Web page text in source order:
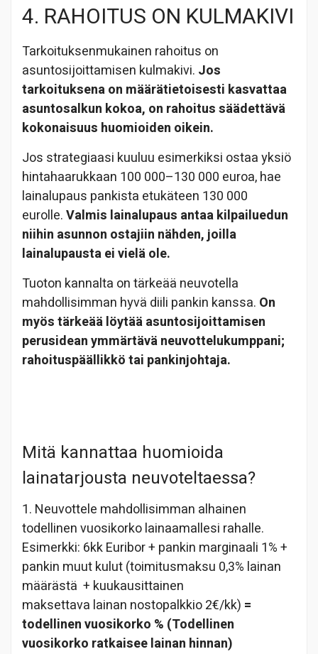
4. RAHOITUS ON KULMAKIVI
Tarkoituksenmukainen rahoitus on
asuntosijoittamisen kulmakivi. Jos
tarkoituksena on määrätietoisesti kasvattaa
asuntosalkun kokoa, on rahoitus säädettävä
kokonaisuus huomioiden oikein.
Jos strategiaasi kuuluu esimerkiksi ostaa yksiö
hintahaarukkaan 100 000–130 000 euroa, hae
lainalupaus pankista etukäteen 130 000
eurolle.Valmis lainalupaus antaa kilpailuedun
niihin asunnon ostajiin nähden, joilla
lainalupausta ei vielä ole.
Tuoton kannalta on tärkeää neuvotella
mahdollisimman hyvä diili pankin kanssa. On
myös tärkeää löytää asuntosijoittamisen
perusidean ymmärtävä neuvottelukumppani;
rahoituspäällikkö tai pankinjohtaja.
Mitä kannattaa huomioida
lainatarjousta neuvoteltaessa?
1. Neuvottele mahdollisimman alhainen
todellinen vuosikorko lainaamallesi rahalle.
Esimerkki: 6kk Euribor + pankin marginaali 1% +
pankin muut kulut (toimitusmaksu 0,3% lainan
määrästä + kuukausittainen
maksettava lainan nostopalkkio 2€/kk) =
todellinen vuosikorko % (Todellinen
vuosikorko ratkaisee lainan hinnan)